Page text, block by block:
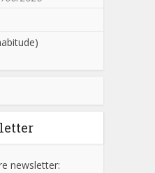
newsletter: